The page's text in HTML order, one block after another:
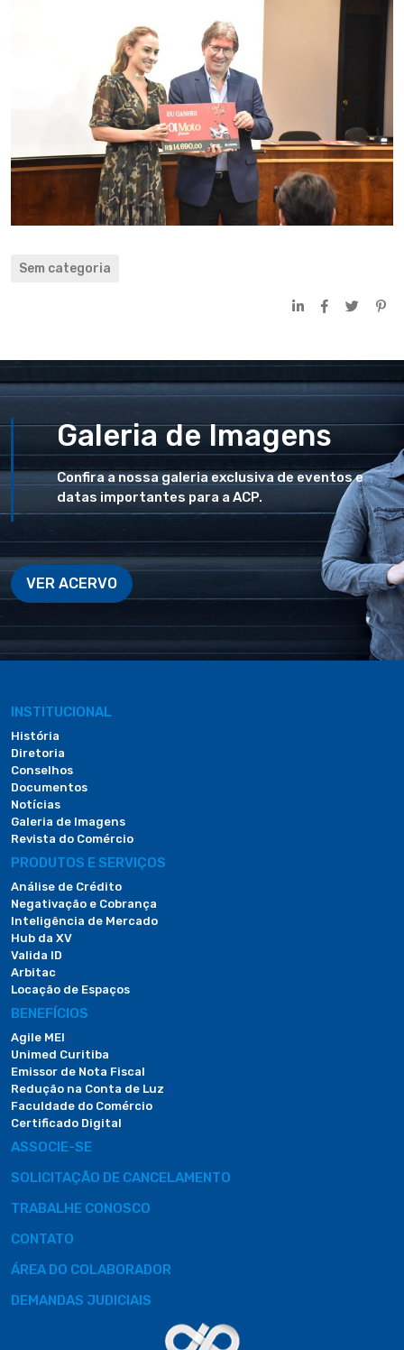
Sem categoria
Galeria de Imagens
Confira a nossa galeria exclusiva de eventos e
datas importantes para a ACP.
VER ACERVO
INSTITUCIONAL
História
Diretoria
Conselhos
Documentos
Notícias
Galeria de Imagens
Revista do Comércio
PRODUTOS E SERVIÇOS
Análise de Crédito
Negativação e Cobrança
Inteligência de Mercado
Hub da XV
Valida ID
Arbitac
Locação de Espaços
BENEFÍCIOS
Agile MEI
Unimed Curitiba
Emissor de Nota Fiscal
Redução na Conta de Luz
Faculdade do Comércio
Certificado Digital
ASSOCIE-SE
SOLICITAÇÃO DE CANCELAMENTO
TRABALHE CONOSCO
CONTATO
ÁREA DO COLABORADOR
DEMANDAS JUDICIAIS